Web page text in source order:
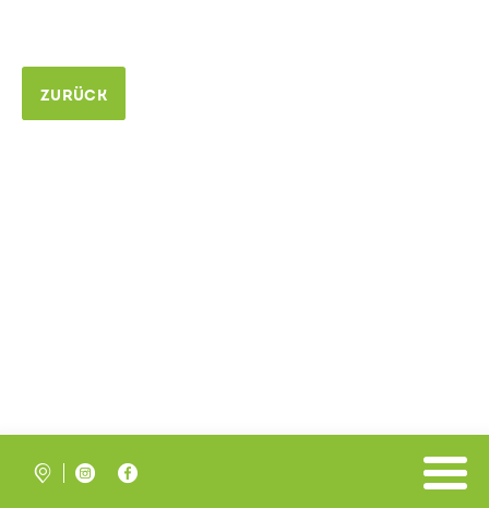
 

ZURÜCK